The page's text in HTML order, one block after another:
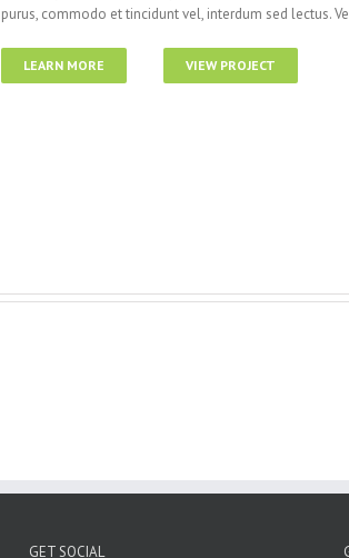
purus, commodo et tincidunt vel, interdum sed lectus.
LEARN MORE VIEW PROJECT
GET SOCIAL